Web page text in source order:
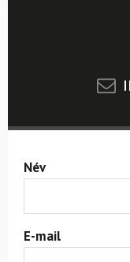
Név
E-mail